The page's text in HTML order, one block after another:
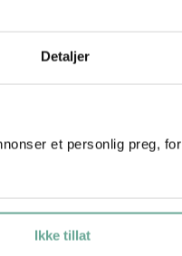
Detaljer
et personlig preg,
Ikke tillat
med mye
er perfekt
sennep.